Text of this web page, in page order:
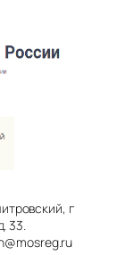
г
33.